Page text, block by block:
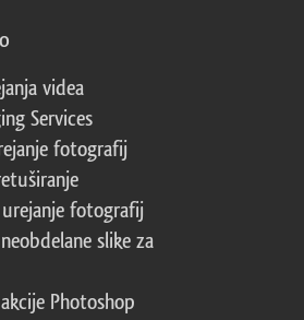
videa
Services
fotografij
fotografij
slike za
Photoshop